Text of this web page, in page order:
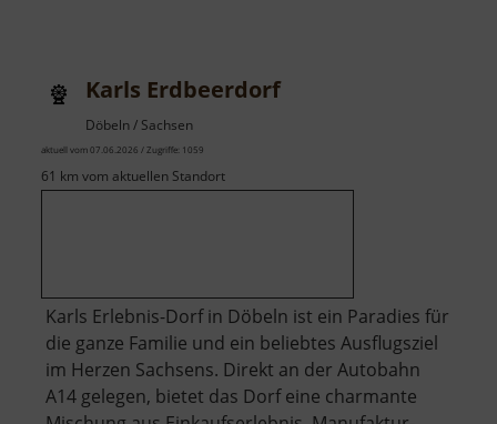
Karls Erdbeerdorf
Döbeln / Sachsen
aktuell vom 07.06.2026 / Zugriffe: 1059
61 km vom aktuellen Standort
Karls Erlebnis-Dorf in Döbeln ist ein Paradies für
die ganze Familie und ein beliebtes Ausflugsziel
im Herzen Sachsens. Direkt an der Autobahn
A14 gelegen, bietet das Dorf eine charmante